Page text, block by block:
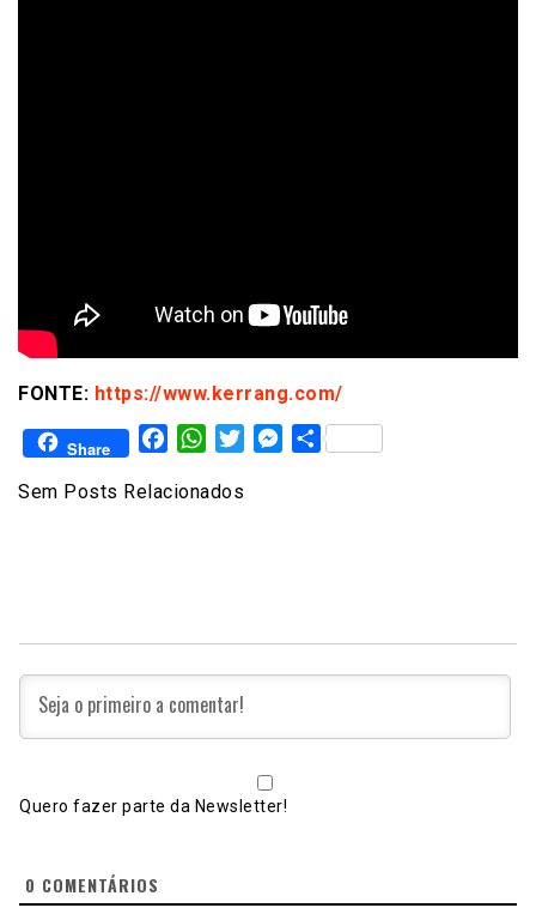
FONTE: https://www.kerrang.com/
Share FacebookWhatsAppTwitterMessenger
Share
Sem Posts Relacionados
Quero fazer parte da Newsletter!
0 COMENTÁRIOS